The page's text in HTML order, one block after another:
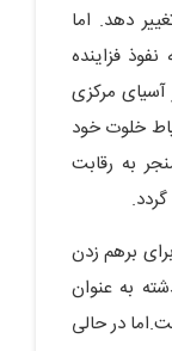
دهد. اما
فزاینده
آسیای مرکزی
خلوت خود
به رقابت
برهم زدن
به عنوان
در حالی